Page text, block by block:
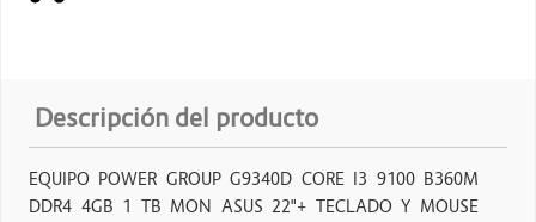
Descripción del producto
EQUIPO POWER GROUP G9340D CORE I3 9100 B360M
DDR4 4GB 1 TB MON ASUS 22"+ TECLADO Y MOUSE